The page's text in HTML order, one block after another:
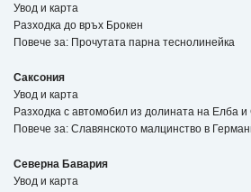
Увод и карта
Разходка до връх Брокен
Повече за: Прочутата парна теснолинейка
Саксония
Увод и карта
Разходка с автомобил из долината на Елба
Повече за: Славянското малцинство в
Северна Бавария
Увод и карта